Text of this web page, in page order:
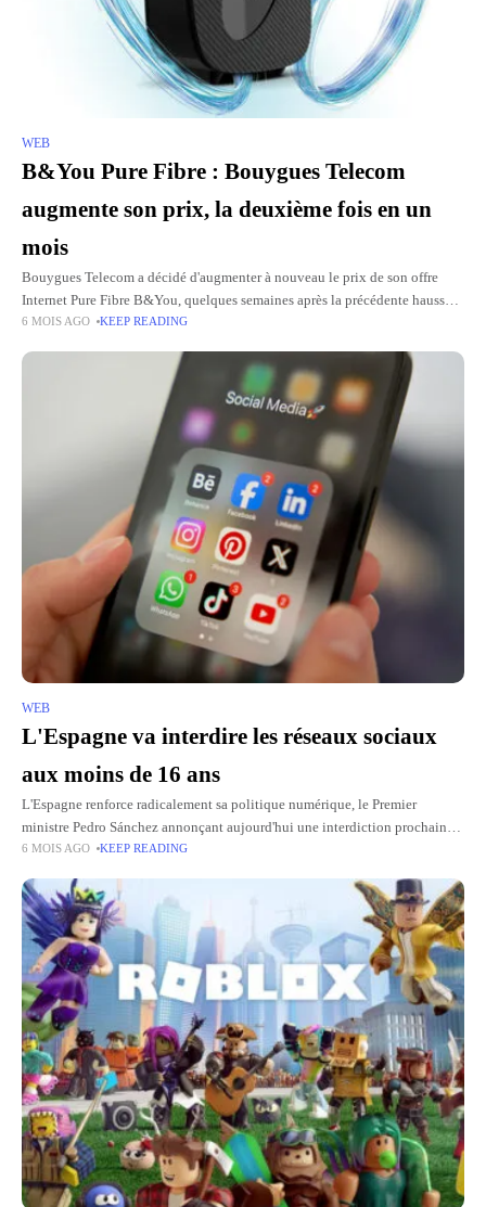
WEB
B&You Pure Fibre : Bouygues Telecom
augmente son prix, la deuxième fois en un
mois
Bouygues Telecom a décidé d'augmenter à nouveau le prix de son offre
Internet Pure Fibre B&You, quelques semaines après la précédente hausse
tarifaire. Deux augmentations de prix en un mois
6 MOIS AGO KEEP READING
WEB
L'Espagne va interdire les réseaux sociaux
aux moins de 16 ans
L'Espagne renforce radicalement sa politique numérique, le Premier
ministre Pedro Sánchez annonçant aujourd'hui une interdiction prochaine
des médias sociaux pour tous les mineurs de moins de 16 ans. son
6 MOIS AGO KEEP READING